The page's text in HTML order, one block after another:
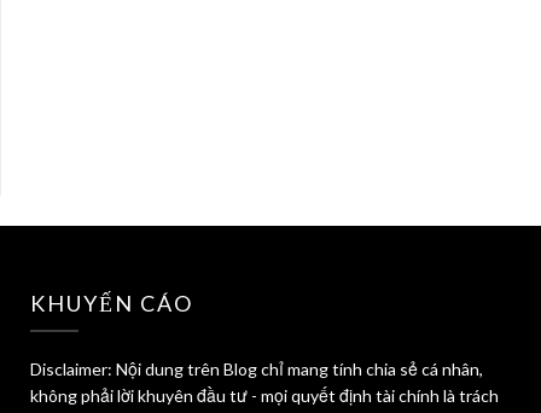
KHUYẾN CÁO
Disclaimer: Nội dung trên Blog chỉ mang tính chia sẻ cá nhân,
không phải lời khuyên đầu tư - mọi quyết định tài chính là trách